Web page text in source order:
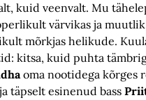
kuid veenvalt. Mu
värvikas ja
mõrkjas helikude.
kitsa, kuid puhta
oma nootidega kõrges
täpselt esinenud bass